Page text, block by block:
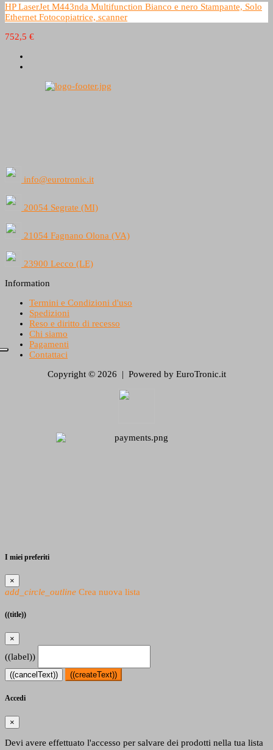
HP LaserJet M443nda Multifunction Bianco e nero Stampante, Solo
Ethernet Fotocopiatrice, scanner
752,5 €
info@eurotronic.it
20054 Segrate (MI)
21054 Fagnano Olona (VA)
23900 Lecco (LE)
Information
Termini e Condizioni d'uso
Spedizioni
Reso e diritto di recesso
Chi siamo
Pagamenti
Contattaci
Copyright © 2026 | Powered by EuroTronic.it
I miei preferiti
×
add_circle_outline Crea nuova lista
((title))
×
((label))
((cancelText)) ((createText))
Accedi
×
Devi avere effettuato l'accesso per salvare dei prodotti nella tua lista